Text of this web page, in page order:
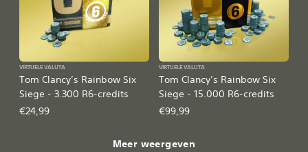
Tom Clancy’s Rainbow Six
Siege - 3.300 R6-credits
VIRTUELE VALUTA
€24,99
Tom Clancy’s Rainbow Six
Siege - 15.000 R6-credits
VIRTUELE VALUTA
€99,99
Meer weergeven